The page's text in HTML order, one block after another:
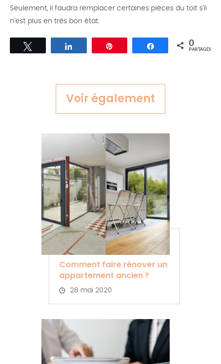
Seulement, il faudra remplacer certaines pièces du toit s’il
n’est plus en très bon état.
Partagez 0
PARTAGES
Voir également
Comment faire rénover un
appartement ancien ?
28 mai 2020